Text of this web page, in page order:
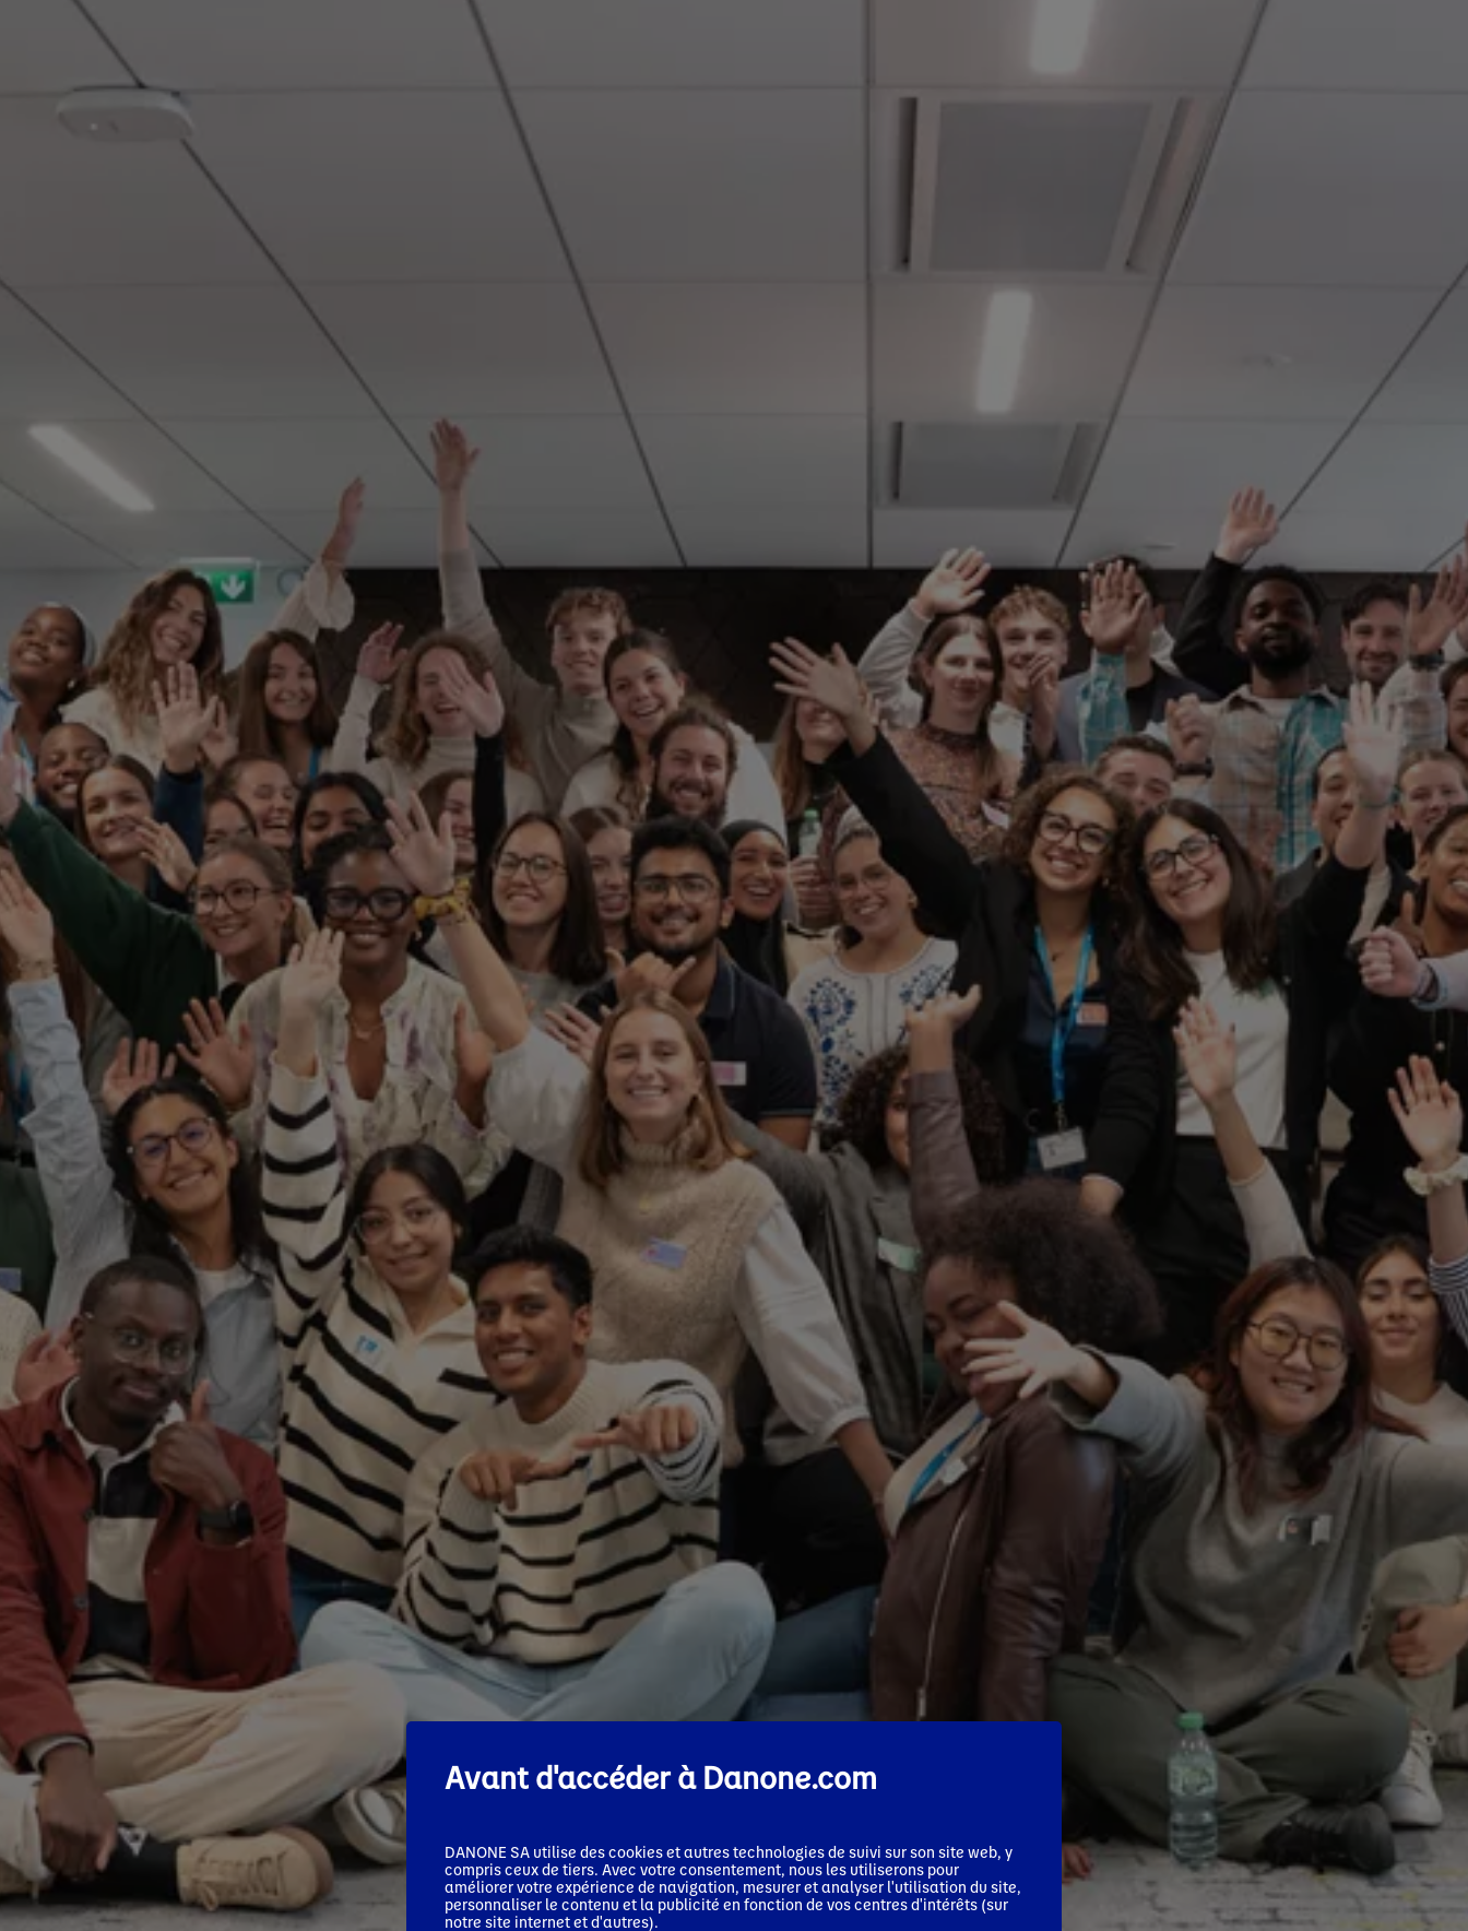
Avant d'accéder à Danone.com
DANONE SA utilise des cookies et autres technologies de suivi sur son site web, y
compris ceux de tiers. Avec votre consentement, nous les utiliserons pour
améliorer votre expérience de navigation, mesurer et analyser l'utilisation du site,
personnaliser le contenu et la publicité en fonction de vos centres d'intérêts (sur
notre site internet et d'autres).